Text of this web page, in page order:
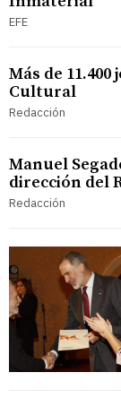
EFE
Más de
Cultural
Redacción
Manuel
dirección del
Redacción